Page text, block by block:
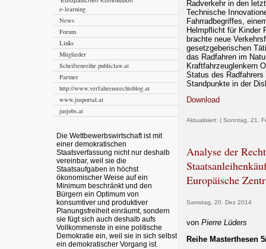
e-learning
News
Forum
Links
Mitglieder
Schriftenreihe publiclaw.at
Partner
http://www.verfahrensrechtsblog.at
www.jusportal.at
jusjobs.at
Die Wettbewerbswirtschaft ist mit
einer demokratischen
Staatsverfassung nicht nur deshalb
vereinbar, weil sie die
Staatsaufgaben in höchst
ökonomischer Weise auf ein
Minimum beschränkt und den
Bürgern ein Optimum von
konsumtiver und produktiver
Planungsfreiheit einräumt, sondern
sie fügt sich auch deshalb aufs
Vollkommenste in eine politische
Demokratie ein, weil sie in sich selbst
ein demokratischer Vorgang ist.
Radverkehr in den
Technische
Fahrradbegriffes,
Helmpflicht für Kinder
brachte neue
gesetzgeberischen
das Radfahren im
Kraftfahrzeuglenkern
Status des
Standpunkte in der
Download
Aktualisiert: ( Sonntag, 21.
Analyse der
Europäische
Samstag, 20. Dez 2014
von Pierre Lüders
Reihe Masterthesen